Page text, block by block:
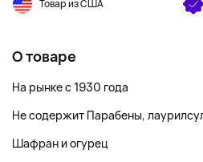
Товар из США
О товаре
На рынке с 1930 года
Не содержит Парабены,
Шафран и огурец